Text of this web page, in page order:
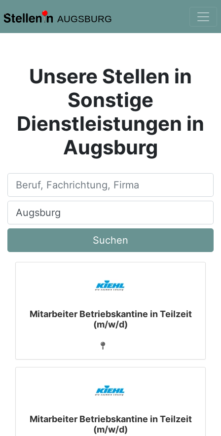
AUGSBURG
Unsere Stellen in
Sonstige
Dienstleistungen in
Augsburg
Beruf, Fachrichtung, Firma
Ort, Stadt
Suchen
Mitarbeiter Betriebskantine in Teilzeit
(m/w/d)
Mitarbeiter Betriebskantine in Teilzeit
(m/w/d)